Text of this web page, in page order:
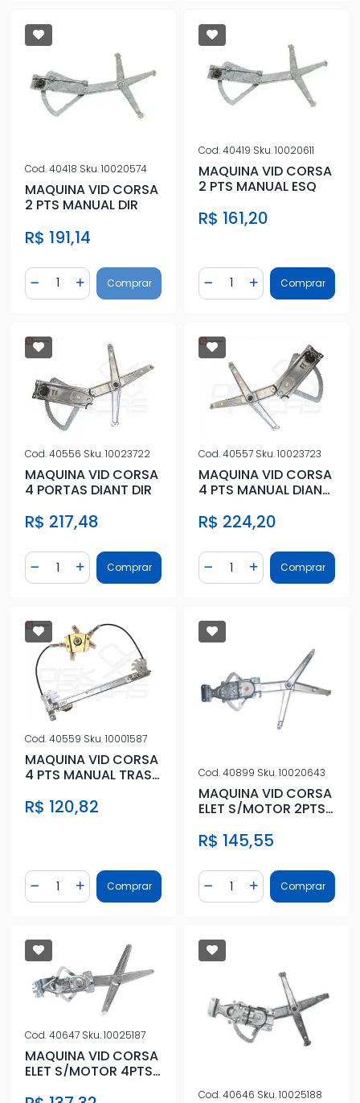
Cod.40418 Sku.10020574
MAQUINA VID CORSA
2 PTS MANUAL DIR
R$ 191,14
Diminuir Quantidade
Quantidade
Adicionar Quantidade
Comprar
Cod.40419 Sku.10020611
MAQUINA VID CORSA
2 PTS MANUAL ESQ
R$ 161,20
Diminuir Quantidade
Quantidade
AdicionarComprar
Cod.40556 Sku.10023722
MAQUINA VID CORSA
4 PORTAS DIANT DIR
R$ 217,48
Diminuir Quantidade
Quantidade
Adicionar Quantidade
Comprar
Cod.40557 Sku.10023723
MAQUINA VID CORSA
4 PTS MANUAL DIANT
R$ 224,20
Diminuir Quantidade
Quantidade
AdicionarComprar
Cod.40559 Sku.10001587
MAQUINA VID CORSA
4 PTS MANUAL TRAS
R$ 120,82
Diminuir Quantidade
Quantidade
Adicionar Quantidade
Comprar
Cod.40899 Sku.10020643
MAQUINA VID CORSA
ELET S/MOTOR 2PTS
R$ 145,55
Diminuir Quantidade
Quantidade
AdicionarComprar
Cod.40647 Sku.10025187
MAQUINA VID CORSA
ELET S/MOTOR 4PTS
Cod.40646 Sku.10025188